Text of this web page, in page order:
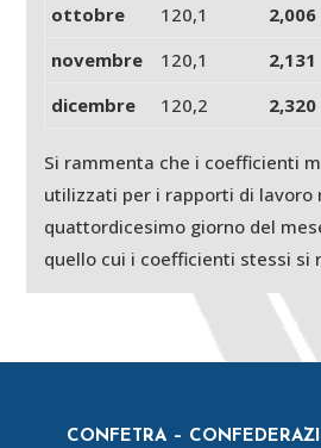
ottobre
120,1
2,006
novembre
120,1
2,131
dicembre
120,2 2,320
Si rammenta che i coefficienti
utilizzati per i rapporti di lavoro
quattordicesimo giorno del
quello cui i coefficienti stessi si
CONFETRA –